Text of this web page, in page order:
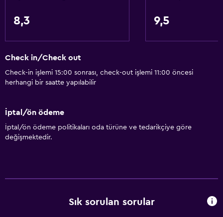
8,3 9,5
Check in/Check out
Check-in işlemi 15:00 sonrası, check-out işlemi 11:00 öncesi
herhangi bir saatte yapılabilir
İptal/ön ödeme
İptal/ön ödeme politikaları oda türüne ve tedarikçiye göre
değişmektedir.
Sık sorulan sorular